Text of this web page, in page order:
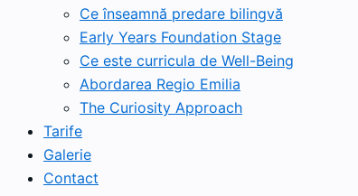
Ce înseamnă predare bilingvă
Early Years Foundation Stage
Ce este curricula de Well-Being
Abordarea Regio Emilia
The Curiosity Approach
Tarife
Galerie
Contact